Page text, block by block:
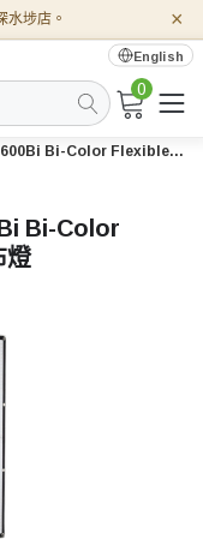
水埗店。 ×
English
0
Godox 神牛 KNOWLED F600Bi Bi-Color Flexible LED Light Panel 捲布燈
Bi-Color
燈